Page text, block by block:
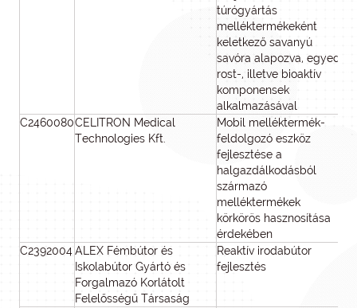
túrógyártás
melléktermékeként
keletkező savanyú
savóra alapozva, egyedi
rost-, illetve bioaktív
komponensek
alkalmazásával
C2460080CELITRON Medical
Technologies Kft.
Mobil melléktermék-
feldolgozó eszköz
fejlesztése a
halgazdálkodásból
származó
melléktermékek
körkörös hasznosítása
érdekében
C2392004ALEX Fémbútor és
Iskolabútor Gyártó és
Forgalmazó Korlátolt
Felelősségű Társaság
Reaktív irodabútor
fejlesztés